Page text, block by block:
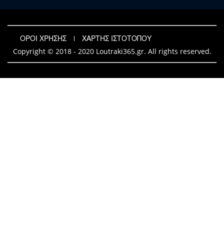
ΟΡΟΙ ΧΡΗΣΗΣ
ΧΑΡΤΗΣ ΙΣΤΟΤΟΠΟΥ
Copyright © 2018 - 2020 Loutraki365.gr. All rights reserved.